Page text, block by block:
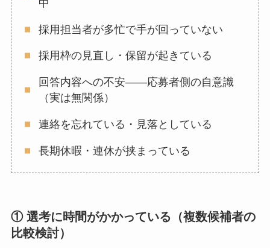
中
採用担当者が多忙で手が回っていない
採用枠の見直し・保留が起きている
回答内容への不安——応募者側の自意識
（実は無関係）
連絡を忘れている・見落としている
長期休暇・連休が挟まっている
① 選考に時間がかかっている（複数候補者の
比較検討）